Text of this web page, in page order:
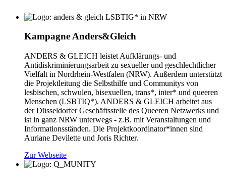
Kampagne Anders&Gleich
ANDERS & GLEICH leistet Aufklärungs- und
Antidiskriminierungsarbeit zu sexueller und geschlechtlicher
Vielfalt in Nordrhein-Westfalen (NRW). Außerdem unterstützt
die Projektleitung die Selbsthilfe und Communitys von
lesbischen, schwulen, bisexuellen, trans*, inter* und queeren
Menschen (LSBTIQ*). ANDERS & GLEICH arbeitet aus
der Düsseldorfer Geschäftsstelle des Queeren Netzwerks und
ist in ganz NRW unterwegs - z.B. mit Veranstaltungen und
Informationsständen. Die Projektkoordinator*innen sind
Auriane Devilette und Joris Richter.
Zur Webseite